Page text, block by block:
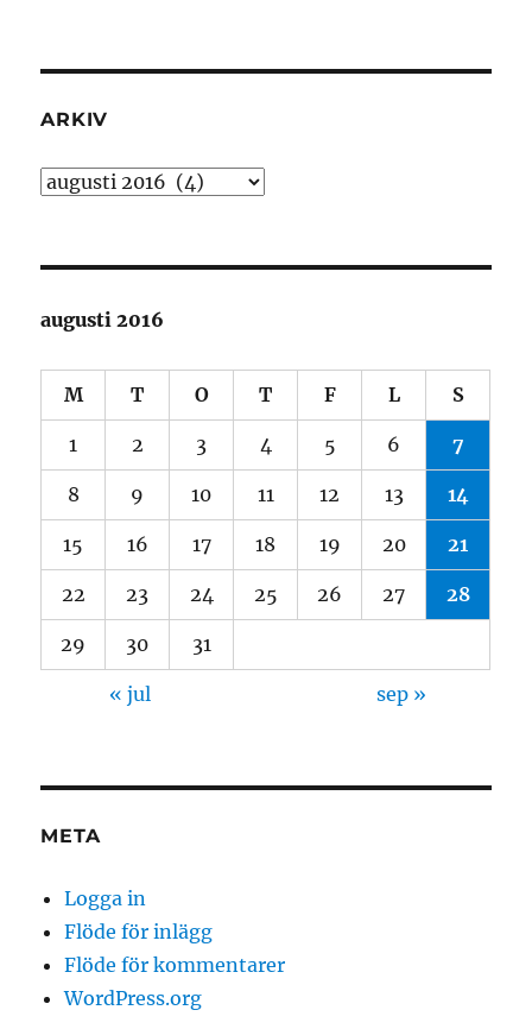
ARKIV
Arkiv
augusti 2016
M T O T F L S
1 2 3 4 5 6 7
8 9 10 11 12 13 14
15 16 17 18 19 20 21
22 23 24 25 26 27 28
29 30 31
« jul sep »
META
Logga in
Flöde för inlägg
Flöde för kommentarer
WordPress.org